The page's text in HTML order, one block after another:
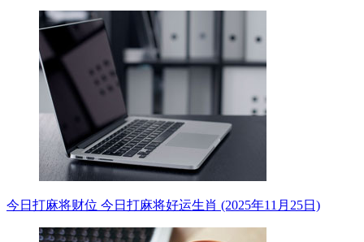
今日打麻将财位 今日打麻将好运生肖 (2025年11月25日)